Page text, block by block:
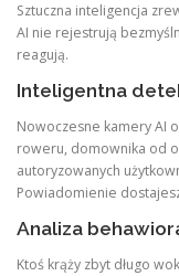
Sztuczna inteligencja
AI nie rejestrują
reagują.
Inteligentna
Nowoczesne kamery AI
roweru, domownika od
autoryzowanych
Powiadomienie
Analiza
Ktoś krąży zbyt długo